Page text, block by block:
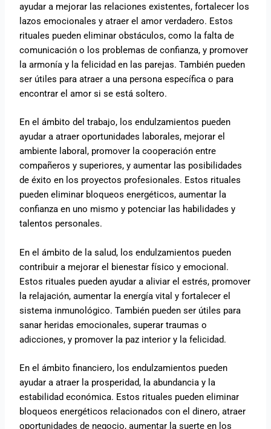
ayudar a mejorar las relaciones existentes, fortalecer los
lazos emocionales y atraer el amor verdadero. Estos
rituales pueden eliminar obstáculos, como la falta de
comunicación o los problemas de confianza, y promover
la armonía y la felicidad en las parejas. También pueden
ser útiles para atraer a una persona específica o para
encontrar el amor si se está soltero.
En el ámbito del trabajo, los endulzamientos pueden
ayudar a atraer oportunidades laborales, mejorar el
ambiente laboral, promover la cooperación entre
compañeros y superiores, y aumentar las posibilidades
de éxito en los proyectos profesionales. Estos rituales
pueden eliminar bloqueos energéticos, aumentar la
confianza en uno mismo y potenciar las habilidades y
talentos personales.
En el ámbito de la salud, los endulzamientos pueden
contribuir a mejorar el bienestar físico y emocional.
Estos rituales pueden ayudar a aliviar el estrés, promover
la relajación, aumentar la energía vital y fortalecer el
sistema inmunológico. También pueden ser útiles para
sanar heridas emocionales, superar traumas o
adicciones, y promover la paz interior y la felicidad.
En el ámbito financiero, los endulzamientos pueden
ayudar a atraer la prosperidad, la abundancia y la
estabilidad económica. Estos rituales pueden eliminar
bloqueos energéticos relacionados con el dinero, atraer
oportunidades de negocio, aumentar la suerte en los